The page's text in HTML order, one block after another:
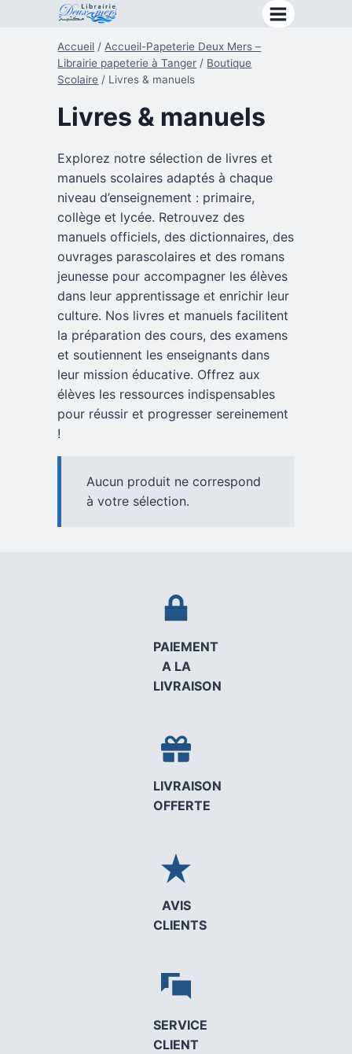
Accueil / Accueil-Papeterie Deux Mers –
Librairie papeterie à Tanger / Boutique
Scolaire / Livres & manuels
Livres & manuels
Explorez notre sélection de livres et
manuels scolaires adaptés à chaque
niveau d’enseignement : primaire,
collège et lycée. Retrouvez des
manuels officiels, des dictionnaires, des
ouvrages parascolaires et des romans
jeunesse pour accompagner les élèves
dans leur apprentissage et enrichir leur
culture. Nos livres et manuels facilitent
la préparation des cours, des examens
et soutiennent les enseignants dans
leur mission éducative. Offrez aux
élèves les ressources indispensables
pour réussir et progresser sereinement
!
Aucun produit ne correspond
à votre sélection.
PAIEMENT
A LA
LIVRAISON
LIVRAISON
OFFERTE
AVIS
CLIENTS
SERVICE
CLIENT